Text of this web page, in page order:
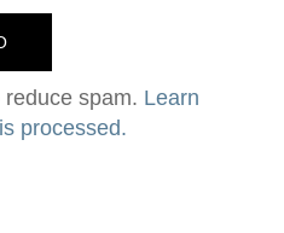
spam. Learn
processed.